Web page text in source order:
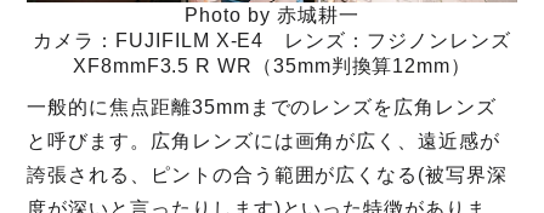
Photo by 赤城耕一
カメラ：FUJIFILM X-E4 レンズ：フジノンレンズ
XF8mmF3.5 R WR（35mm判換算12mm）
一般的に焦点距離35mmまでのレンズを広角レンズ
と呼びます。広角レンズには画角が広く、遠近感が
誇張される、ピントの合う範囲が広くなる(被写界深
度が深いと言ったりします)といった特徴がありま